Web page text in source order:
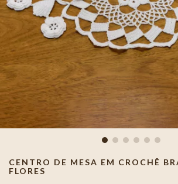
CENTRO DE MESA EM CROCHÊ
FLORES